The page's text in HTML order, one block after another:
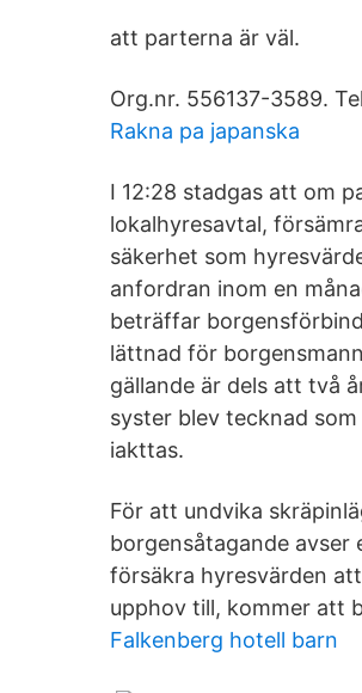
att parterna är väl.
Org.nr. 556137-3589.
Rakna pa japanska
I 12:28 stadgas att om
lokalhyresavtal,
säkerhet som
anfordran inom en
beträffar
lättnad för
gällande är dels att två
syster blev tecknad
iakttas.
För att undvika
borgensåtagande
försäkra hyresvärden
upphov till, kommer att
Falkenberg hotell barn